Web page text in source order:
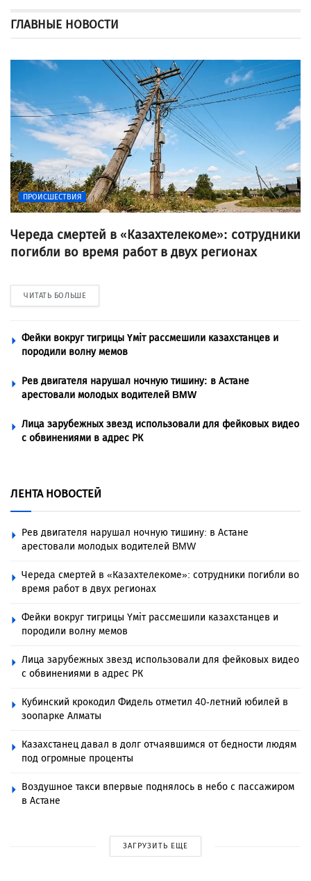
ГЛАВНЫЕ НОВОСТИ
ПРОИСШЕСТВИЯ
Череда смертей в «Казахтелекоме»: сотрудники
погибли во время работ в двух регионах
ЧИТАТЬ БОЛЬШЕ
Фейки вокруг тигрицы Үміт рассмешили казахстанцев и
породили волну мемов
Рев двигателя нарушал ночную тишину: в Астане
арестовали молодых водителей BMW
Лица зарубежных звезд использовали для фейковых видео
с обвинениями в адрес РК
ЛЕНТА НОВОСТЕЙ
Рев двигателя нарушал ночную тишину: в Астане
арестовали молодых водителей BMW
Череда смертей в «Казахтелекоме»: сотрудники погибли во
время работ в двух регионах
Фейки вокруг тигрицы Үміт рассмешили казахстанцев и
породили волну мемов
Лица зарубежных звезд использовали для фейковых видео
с обвинениями в адрес РК
Кубинский крокодил Фидель отметил 40-летний юбилей в
зоопарке Алматы
Казахстанец давал в долг отчаявшимся от бедности людям
под огромные проценты
Воздушное такси впервые поднялось в небо с пассажиром
в Астане
ЗАГРУЗИТЬ ЕЩЕ